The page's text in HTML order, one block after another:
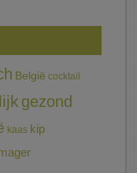
België cocktail
gezond
kaas kip